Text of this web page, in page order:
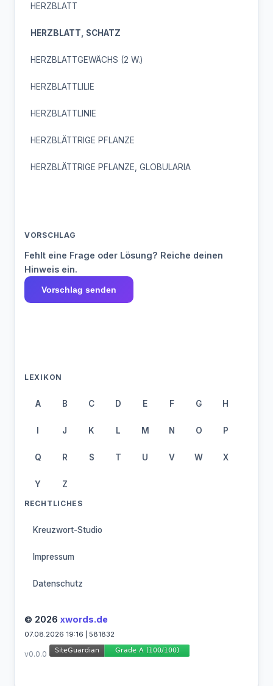
HERZBLATT
HERZBLATT, SCHATZ
HERZBLATTGEWÄCHS (2 W.)
HERZBLATTLILIE
HERZBLATTLINIE
HERZBLÄTTRIGE PFLANZE
HERZBLÄTTRIGE PFLANZE, GLOBULARIA
VORSCHLAG
Fehlt eine Frage oder Lösung? Reiche deinen
Hinweis ein.
Vorschlag senden
LEXIKON
A B C D E F G H
I J K L M N O P
Q R S T U V W X
Y Z
RECHTLICHES
Kreuzwort-Studio
Impressum
Datenschutz
© 2026 xwords.de
07.08.2026 19:16 | 581832
v0.0.0